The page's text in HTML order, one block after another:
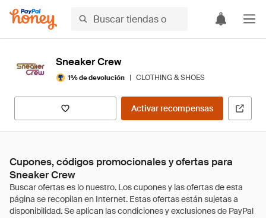
Sneaker Crew
1% de devolución | CLOTHING & SHOES
Activar recompensas
Cupones, códigos promocionales y ofertas para
Sneaker Crew